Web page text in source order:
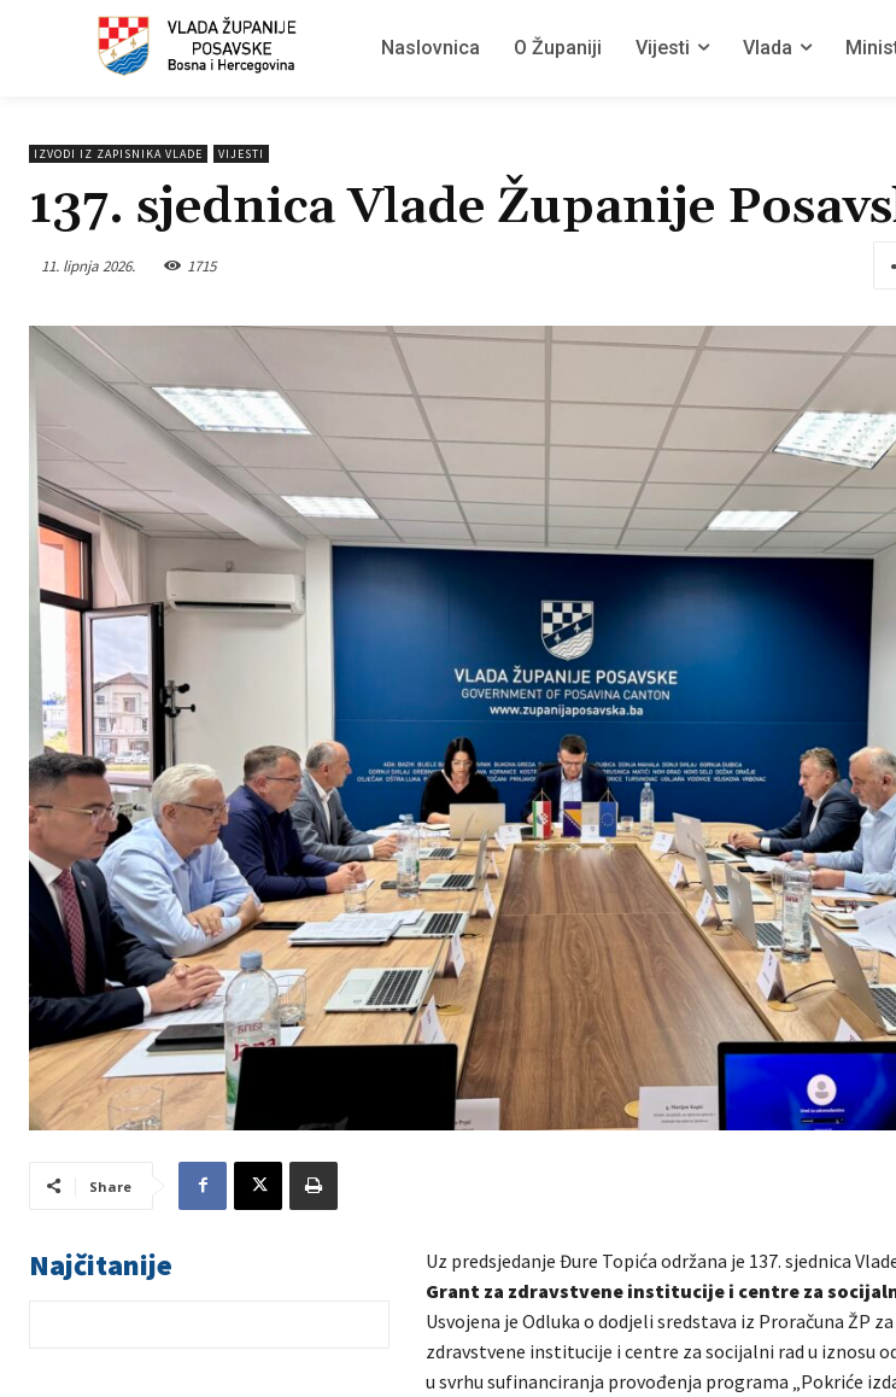
Naslovnica O Županiji Vijesti Vlada
IZVODI IZ ZAPISNIKA VLADE VIJESTI
137. sjednica Vlade Županije
11. lipnja 2026. 1715
Share
Najčitanije
Uz predsjedanje Đure Topića održana je 137. sjednica
Grant za zdravstvene institucije i centre za
Usvojena je Odluka o dodjeli sredstava iz Proračuna ŽP
zdravstvene institucije i centre za socijalni rad u iznosu
u svrhu sufinanciranja provođenja programa „Pokriće